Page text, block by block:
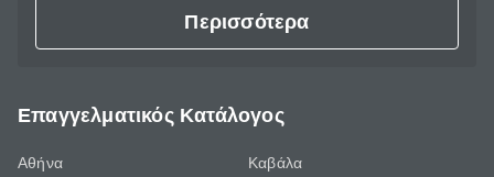
Περισσότερα
Επαγγελματικός Κατάλογος
Αθήνα
Καβάλα